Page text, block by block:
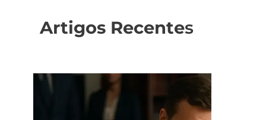
Artigos Recentes